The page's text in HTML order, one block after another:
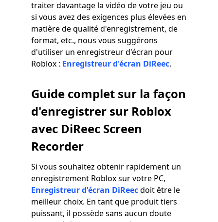
traiter davantage la vidéo de votre jeu ou
si vous avez des exigences plus élevées en
matière de qualité d'enregistrement, de
format, etc., nous vous suggérons
d'utiliser un enregistreur d'écran pour
Roblox : Enregistreur d'écran DiReec.
Guide complet sur la façon
d'enregistrer sur Roblox
avec DiReec Screen
Recorder
Si vous souhaitez obtenir rapidement un
enregistrement Roblox sur votre PC,
Enregistreur d'écran DiReecdoit être le
meilleur choix. En tant que produit tiers
puissant, il possède sans aucun doute